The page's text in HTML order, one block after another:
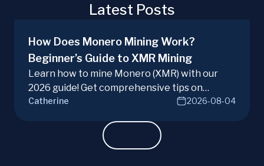
Latest Posts
How Does Monero Mining Work?
Beginner’s Guide to XMR Mining
Learn how to mine Monero (XMR) with our
2026 guide! Get comprehensive tips on
hardware, software, and techniques for
Catherine 2026-08-04